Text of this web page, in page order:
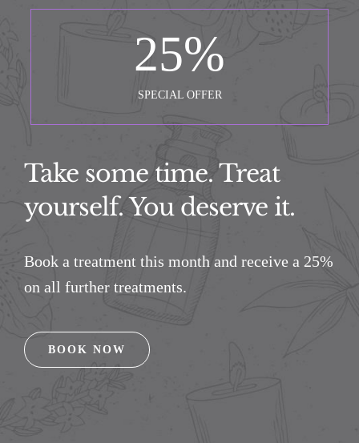
25%
SPECIAL OFFER
Take some time. Treat
yourself. You deserve it.
Book a treatment this month and receive a 25%
on all further treatments.
BOOK NOW